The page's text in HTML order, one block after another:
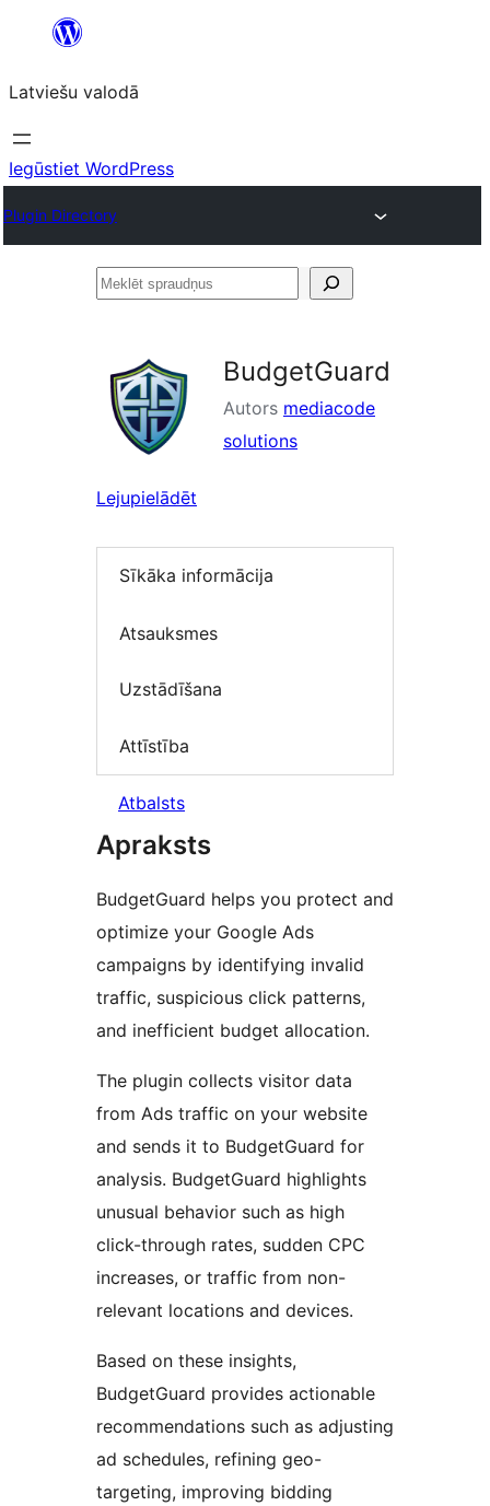
Pāriet
saturu
Latviešu valodā
Iegūstiet WordPress
Plugin Directory
Meklēt
BudgetGuard
Autors mediacode
solutions
Lejupielādēt
Sīkāka informācija
Atsauksmes
Uzstādīšana
Attīstība
Atbalsts
Apraksts
BudgetGuard helps you protect and
optimize your Google Ads
campaigns by identifying invalid
traffic, suspicious click patterns,
and inefficient budget allocation.
The plugin collects visitor data
from Ads traffic on your website
and sends it to BudgetGuard for
analysis. BudgetGuard highlights
unusual behavior such as high
click-through rates, sudden CPC
increases, or traffic from non-
relevant locations and devices.
Based on these insights,
BudgetGuard provides actionable
recommendations such as adjusting
ad schedules, refining geo-
targeting, improving bidding